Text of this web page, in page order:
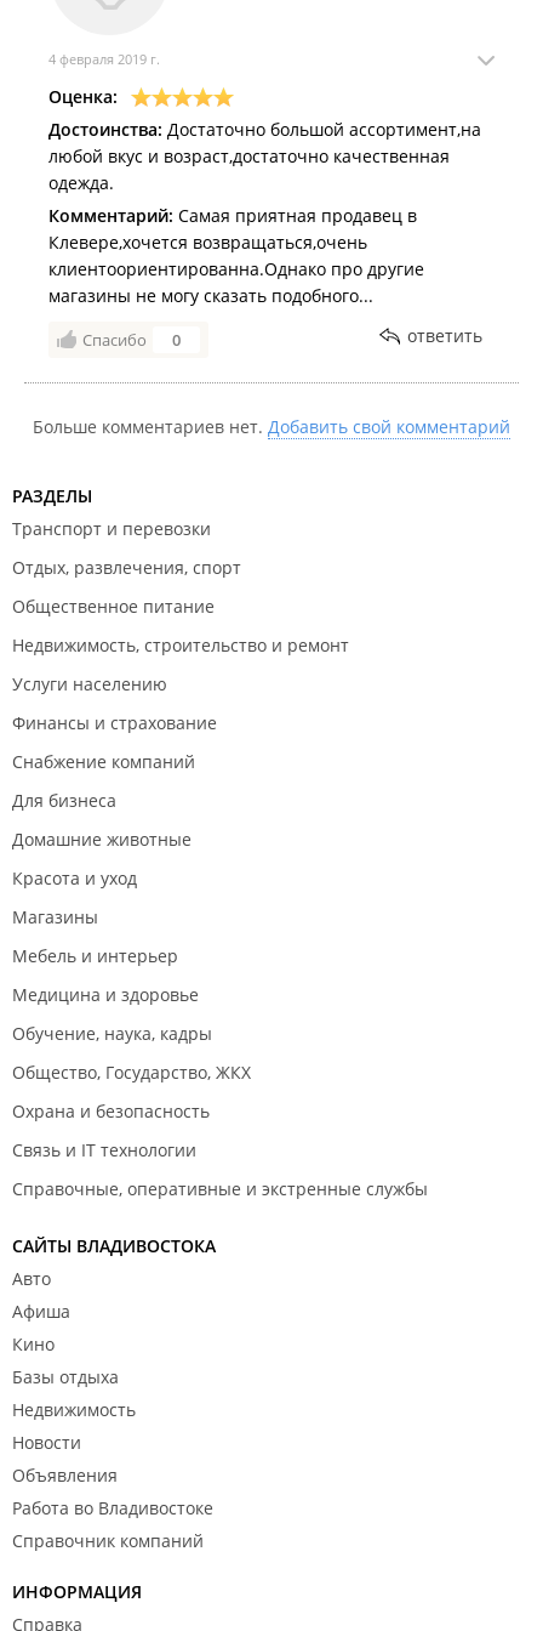
4 февраля 2019 г.
Оценка:
Достоинства: Достаточно большой ассортимент,на
любой вкус и возраст,достаточно качественная
одежда.
Комментарий: Самая приятная продавец в
Клевере,хочется возвращаться,очень
клиентоориентированна.Однако про другие
магазины не могу сказать подобного...
Спасибо 0 ответить
Больше комментариев нет. Добавить свой комментарий
РАЗДЕЛЫ
Транспорт и перевозки
Отдых, развлечения, спорт
Общественное питание
Недвижимость, строительство и ремонт
Услуги населению
Финансы и страхование
Снабжение компаний
Для бизнеса
Домашние животные
Красота и уход
Магазины
Мебель и интерьер
Медицина и здоровье
Обучение, наука, кадры
Общество, Государство, ЖКХ
Охрана и безопасность
Связь и IT технологии
Справочные, оперативные и экстренные службы
САЙТЫ ВЛАДИВОСТОКА
Авто
Афиша
Кино
Базы отдыха
Недвижимость
Новости
Объявления
Работа во Владивостоке
Справочник компаний
ИНФОРМАЦИЯ
Справка